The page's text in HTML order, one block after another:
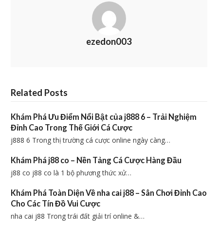
ezedon003
Related Posts
Khám Phá Ưu Điểm Nổi Bật của j888 6 – Trải Nghiệm
Đỉnh Cao Trong Thế Giới Cá Cược
j888 6 Trong thị trường cá cược online ngày càng…
Khám Phá j88 co – Nền Tảng Cá Cược Hàng Đầu
j88 co j88 co là 1 bộ phương thức xử…
Khám Phá Toàn Diện Về nha cai j88 – Sân Chơi Đỉnh Cao
Cho Các Tín Đồ Vui Cược
nha cai j88 Trong trái đất giải trí online &…